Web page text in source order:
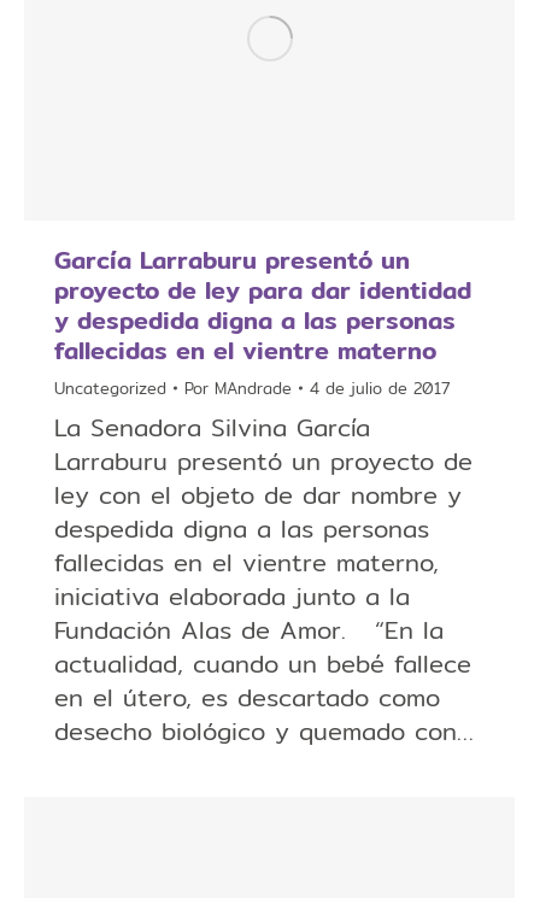
García Larraburu presentó un
proyecto de ley para dar identidad
y despedida digna a las personas
fallecidas en el vientre materno
Uncategorized Por MAndrade 4 de julio de 2017
La Senadora Silvina García
Larraburu presentó un proyecto de
ley con el objeto de dar nombre y
despedida digna a las personas
fallecidas en el vientre materno,
iniciativa elaborada junto a la
Fundación Alas de Amor. “En la
actualidad, cuando un bebé fallece
en el útero, es descartado como
desecho biológico y quemado con…